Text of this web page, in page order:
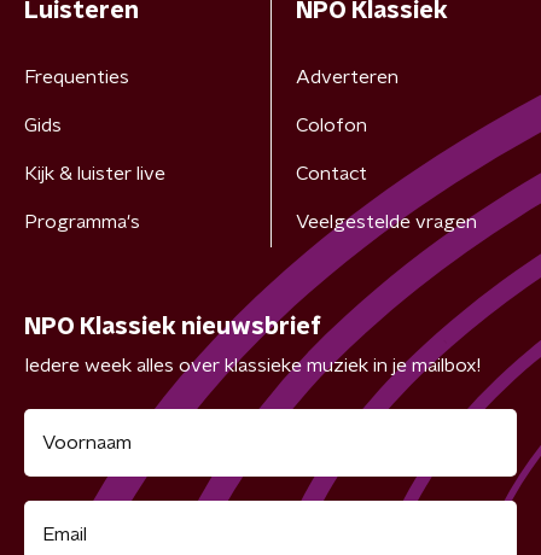
Luisteren
Frequenties
Gids
Kijk & luister live
Programma's
NPO Klassiek
Adverteren
Colofon
Contact
Veelgestelde vragen
NPO Klassiek nieuwsbrief
Iedere week alles over klassieke muziek in je mailbox!